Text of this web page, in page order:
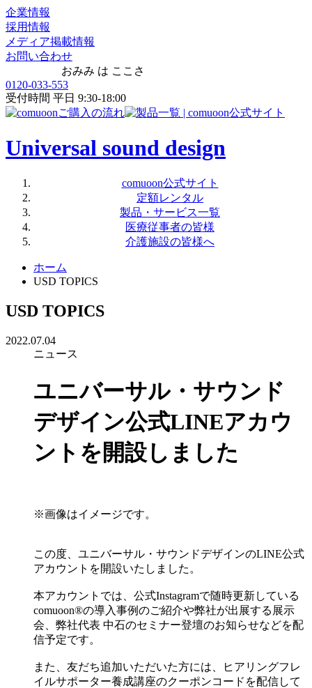
企業情報
採用情報
メディア掲載情報
お問い合わせ
おみみ は ここさ
0120-033-553
受付時間 平日 9:30-18:00
Universal sound design
comuoon公式サイト
定額レンタル
製品・サービス一覧
医療従事者の皆様
介護施設の皆様へ
ホーム
USD TOPICS
USD TOPICS
2022.07.04
ニュース
ユニバーサル・サウンド
デザイン公式LINEアカウ
ントを開設しました
※画像はイメージです。
この度、ユニバーサル・サウンドデザインのLINE公式
アカウントを開設いたしました。
本アカウントでは、公式Instagramで随時更新している
comuoon®の導入事例のご紹介や弊社が出展する展示
会、弊社代表 中石のセミナー登壇のお知らせなどを配
信予定です。
また、友だち追加いただいた方には、ヒアリングフレ
イルサポーター養成講座のクーポンコードを配信して